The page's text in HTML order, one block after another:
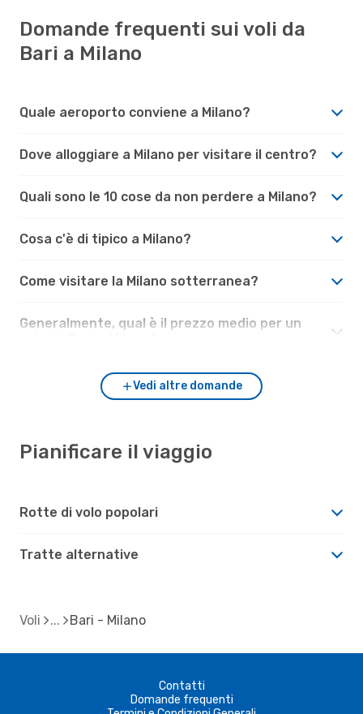
Domande frequenti sui voli da
Bari a Milano
Quale aeroporto conviene a Milano?
Dove alloggiare a Milano per visitare il centro?
Quali sono le 10 cose da non perdere a Milano?
Cosa c'è di tipico a Milano?
Come visitare la Milano sotterranea?
Generalmente, qual è il prezzo medio per un
Vedi altre domande
Pianificare il viaggio
Rotte di volo popolari
Tratte alternative
Voli Bari - Milano
Contatti
Domande frequenti